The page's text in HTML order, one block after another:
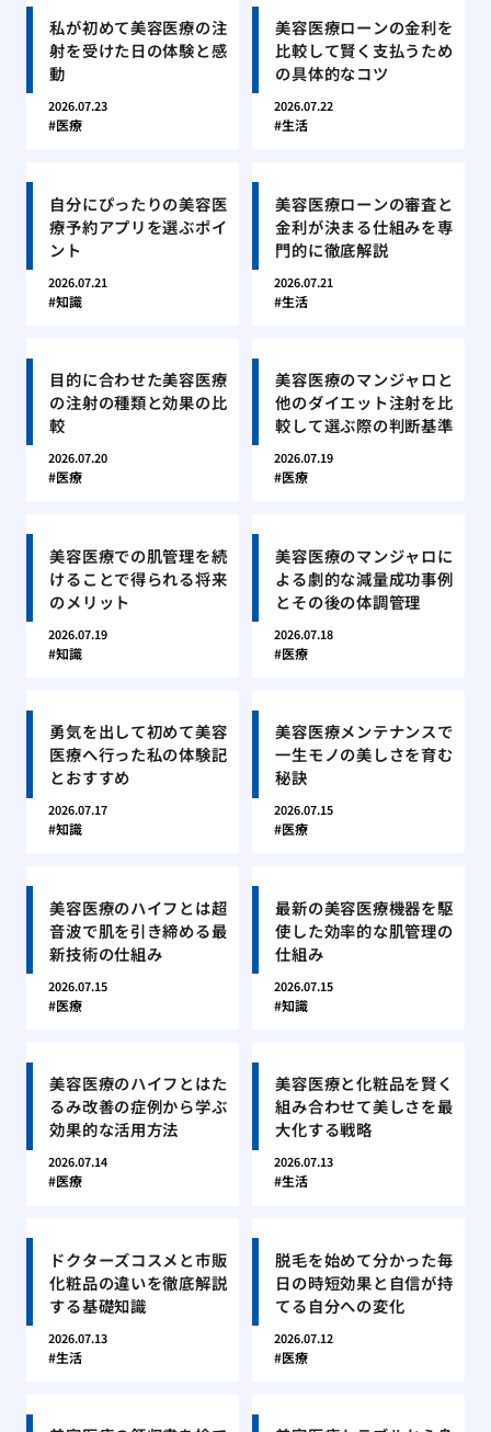
私が初めて美容医療の注
射を受けた日の体験と感
動
2026.07.23
医療
美容医療ローンの金利を
比較して賢く支払うため
の具体的なコツ
2026.07.22
生活
自分にぴったりの美容医
療予約アプリを選ぶポイ
ント
2026.07.21
知識
美容医療ローンの審査と
金利が決まる仕組みを専
門的に徹底解説
2026.07.21
生活
目的に合わせた美容医療
の注射の種類と効果の比
較
2026.07.20
医療
美容医療のマンジャロと
他のダイエット注射を比
較して選ぶ際の判断基準
2026.07.19
医療
美容医療での肌管理を続
けることで得られる将来
のメリット
2026.07.19
知識
美容医療のマンジャロに
よる劇的な減量成功事例
とその後の体調管理
2026.07.18
医療
勇気を出して初めて美容
医療へ行った私の体験記
とおすすめ
2026.07.17
知識
美容医療メンテナンスで
一生モノの美しさを育む
秘訣
2026.07.15
医療
美容医療のハイフとは超
音波で肌を引き締める最
新技術の仕組み
2026.07.15
医療
最新の美容医療機器を駆
使した効率的な肌管理の
仕組み
2026.07.15
知識
美容医療のハイフとはた
るみ改善の症例から学ぶ
効果的な活用方法
2026.07.14
医療
美容医療と化粧品を賢く
組み合わせて美しさを最
大化する戦略
2026.07.13
生活
ドクターズコスメと市販
化粧品の違いを徹底解説
する基礎知識
2026.07.13
生活
脱毛を始めて分かった毎
日の時短効果と自信が持
てる自分への変化
2026.07.12
医療